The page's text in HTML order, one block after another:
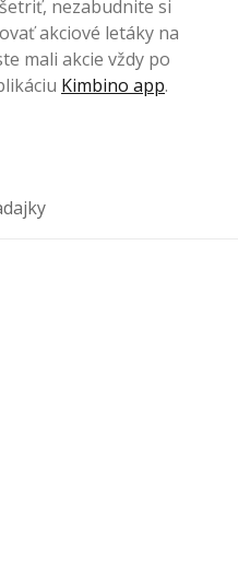
nezabudnite si
akciové letáky na
mali akcie vždy po
Kimbino app.